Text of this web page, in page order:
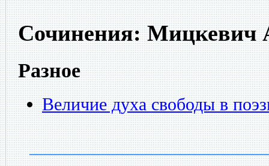
Сочинения: Мицкевич
Разное
Величие духа свободы в